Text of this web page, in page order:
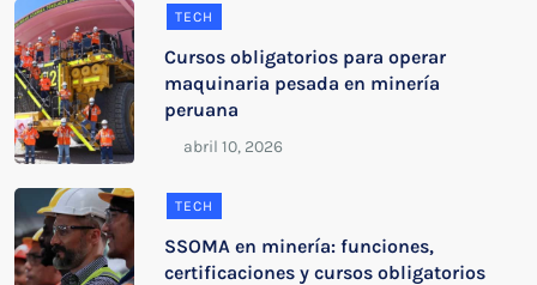
TECH
Cursos obligatorios para operar
maquinaria pesada en minería
peruana
TECH
SSOMA en minería: funciones,
certificaciones y cursos obligatorios